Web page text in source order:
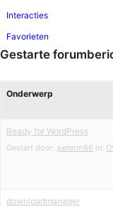
Interacties
Favorieten
Gestarte
Onderwerp
Ready for WordPress
Gestart door: peterm66 in:
downloadmanager